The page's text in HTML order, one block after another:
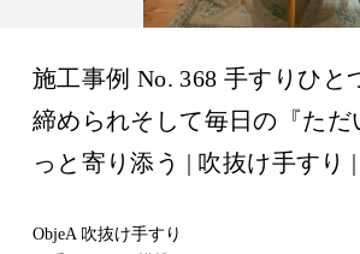
施工事例 No. 368 手すりひと
締められそして毎日の『ただ
っと寄り添う | 吹抜け手すり
ObjeA 吹抜け手すり